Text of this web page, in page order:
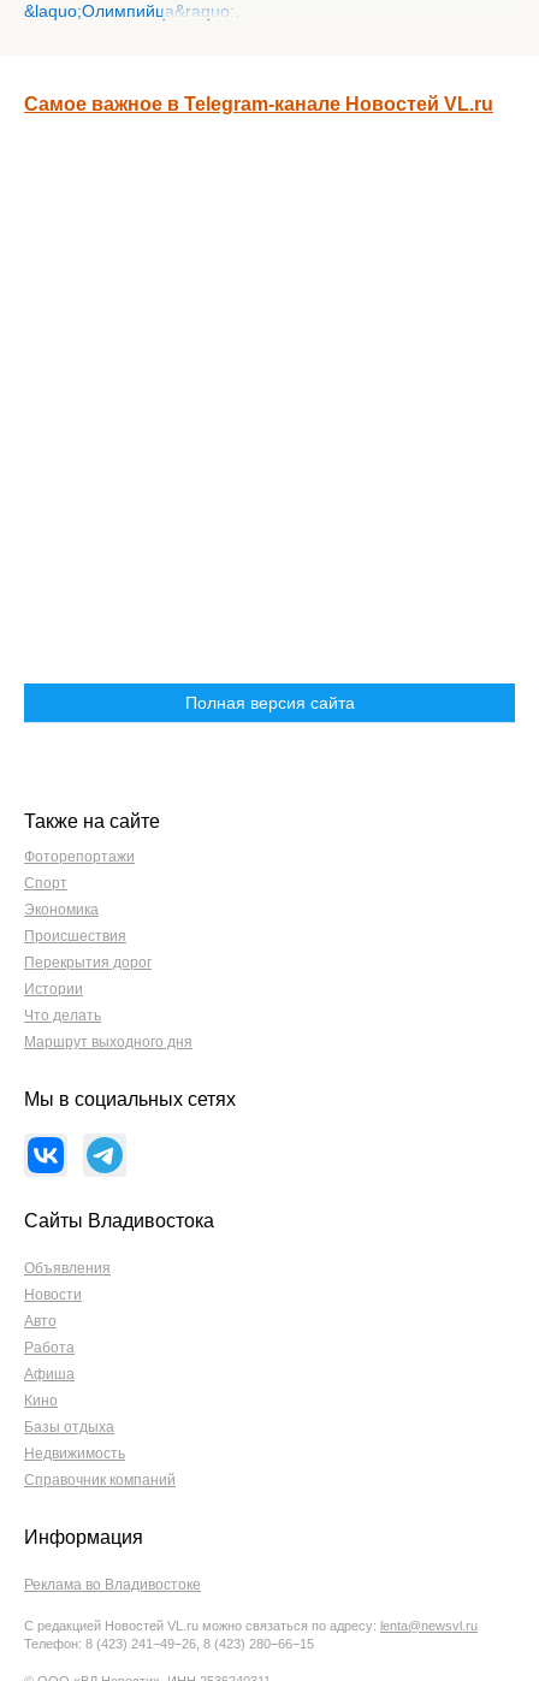
Самое важное в Telegram-канале Новостей VL.ru
Полная версия сайта
Также на сайте
Фоторепортажи
Спорт
Экономика
Происшествия
Перекрытия дорог
Истории
Что делать
Маршрут выходного дня
Мы в социальных сетях
Сайты Владивостока
Объявления
Новости
Авто
Работа
Афиша
Кино
Базы отдыха
Недвижимость
Справочник компаний
Информация
Реклама во Владивостоке
С редакцией Новостей VL.ru можно связаться по адресу: lenta@newsvl.ru
Телефон: 8 (423) 241−49−26, 8 (423) 280−66−15